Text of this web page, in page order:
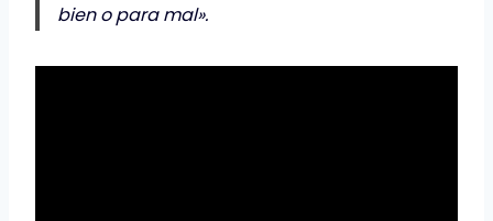
bien o para mal».